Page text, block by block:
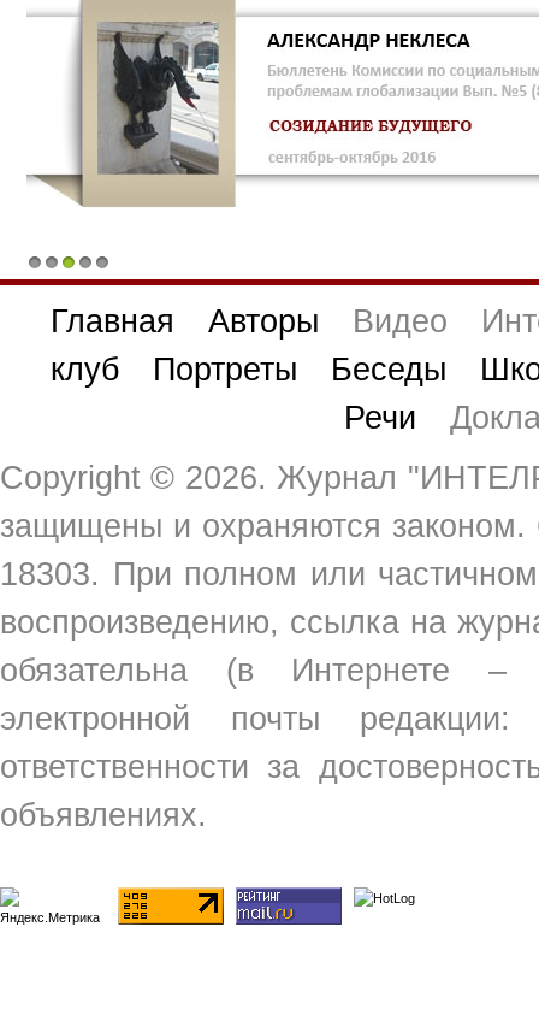
1 2 3 4 5
Главная Авторы Видео
клуб
Портреты Беседы
Речи
Copyright © 2026. Журнал
защищены и охраняются
18303. При полном или
воспроизведению, ссылка на
обязательна (в Интернете
электронной почты
ответственности за
объявлениях.